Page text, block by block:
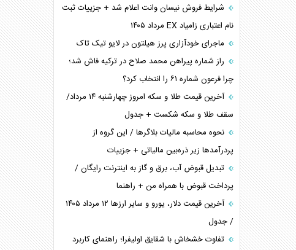
شرایط فروش نیسان وانت اعلام شد + جزییات ثبت
نام اعتباری زامیاد EX مرداد ۱۴۰۵
ماجرای خودآزاری پرز هیلتون در لایو تیک تاک
راز شماره پیراهن محمد صلاح در ترکیه فاش شد؛
چرا فرعون شماره ۶۱ را انتخاب کرد؟
آخرین قیمت طلا و سکه امروز چهارشنبه ۱۴ مرداد/
سقف طلا و سکه شکست + جدول
نحوه محاسبه مالیات بلاگر‌ها / این گروه از
پردرآمد‌ها زیر ذره‌بین مالیاتی + جزییات
تبدیل قبوض آب، برق و گاز به اینترنت رایگان /
پرداخت قبوض با همراه من + راهنما
آخرین قیمت دلار، یورو و سایر ارز‌ها ۱۲ مرداد ۱۴۰۵
/ جدول
تفاوت خشخاش با شقایق اولیفرا؛ راهنمای کاربرد